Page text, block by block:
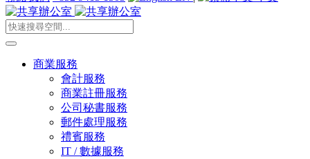
商業服務
會計服務
商業註冊服務
公司秘書服務
郵件處理服務
禮賓服務
IT / 數據服務